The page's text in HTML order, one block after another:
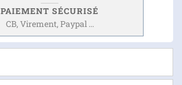
PAIEMENT SÉCURISÉ
CB, Virement, Paypal ...